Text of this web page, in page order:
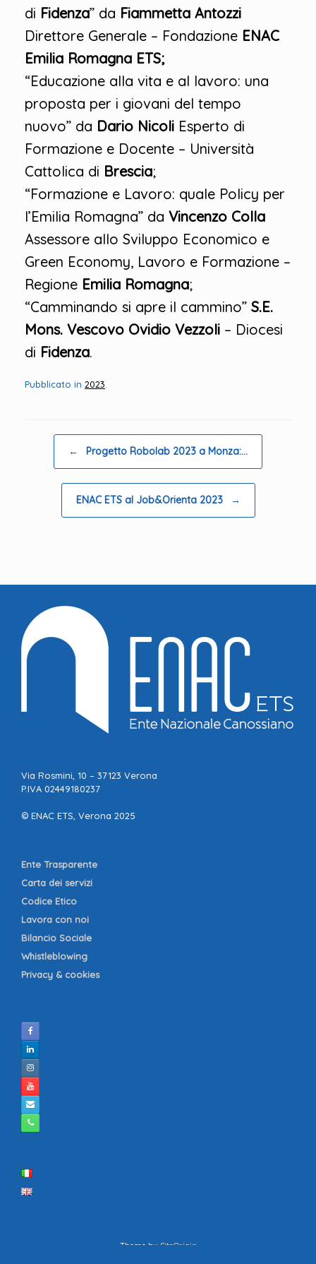
di Fidenza” da Fiammetta Antozzi
Direttore Generale – Fondazione ENAC
Emilia Romagna ETS;
“Educazione alla vita e al lavoro: una
proposta per i giovani del tempo
nuovo” da Dario Nicoli Esperto di
Formazione e Docente – Università
Cattolica di Brescia;
“Formazione e Lavoro: quale Policy per
l’Emilia Romagna” da Vincenzo Colla
Assessore allo Sviluppo Economico e
Green Economy, Lavoro e Formazione –
Regione Emilia Romagna;
“Camminando si apre il cammino” S.E.
Mons. Vescovo Ovidio Vezzoli – Diocesi
di Fidenza.
Pubblicato in 2023
Navigazione articolo
← Progetto Robolab 2023 a Monza:…
ENAC ETS al Job&Orienta 2023 →
Via Rosmini, 10 – 37123 Verona
P.IVA 02449180237
© ENAC ETS, Verona 2025
Ente Trasparente
Carta dei servizi
Codice Etico
Lavora con noi
Bilancio Sociale
Whistleblowing
Privacy & cookies
Theme by SiteOrigin